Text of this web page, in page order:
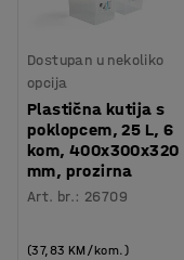
Dostupan u nekoliko
opcija
Plastična kutija s
poklopcem, 25 L, 6
kom, 400x300x320
mm, prozirna
Art. br.: 26709
(37,83 KM/kom.)